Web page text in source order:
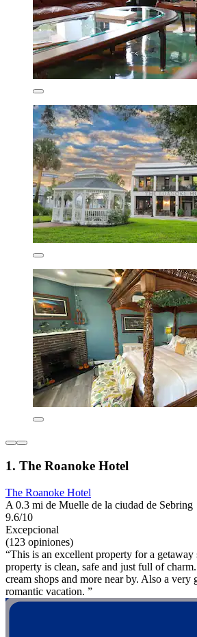
1. The Roanoke Hotel
The Roanoke Hotel
A 0.3 mi de Muelle de la ciudad de Sebring
9.6/10
Excepcional
(123 opiniones)
“This is an excellent property for a
property is clean, safe and just full of
cream shops and more near by. Also a very
romantic vacation. ”